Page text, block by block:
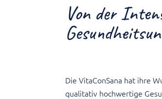
Von der
Die VitaConSana hat ihre
qualitativ hochwertige